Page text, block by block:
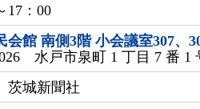
17：00
会館 南側3階 小会議室307、
水戸市泉町 1 丁目 7 番 1
茨城新聞社